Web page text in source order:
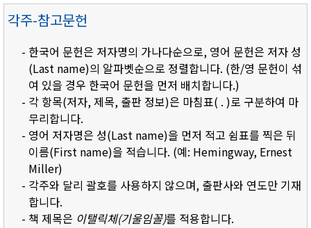
각주-참고문헌
- 한국어 문헌은 저자명의 가나다순으로, 영어 문헌은 저자 성
(Last name)의 알파벳순으로 정렬합니다. (한/영 문헌이 섞
여 있을 경우 한국어 문헌을 먼저 배치합니다.)
- 각 항목(저자, 제목, 출판 정보)은 마침표( . )로 구분하여 마
무리합니다.
- 영어 저자명은 성(Last name)을 먼저 적고 쉼표를 찍은 뒤
이름(First name)을 적습니다. (예: Hemingway, Ernest
Miller)
- 각주와 달리 괄호를 사용하지 않으며, 출판사와 연도만 기재
합니다.
- 책 제목은 이탤릭체(기울임꼴)를 적용합니다.